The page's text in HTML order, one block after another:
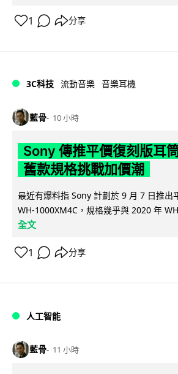
1 分享
3C科技 流動音樂 音樂耳機
藍骨 10 小時
Sony 傳推平價復刻版耳
舊款規格挑戰加價潮
最近有爆料指 Sony 計劃於 9 月 7 日推出
WH-1000XM4C，規格幾乎與 2020 年
全文
1 分享
人工智能
藍骨 11 小時